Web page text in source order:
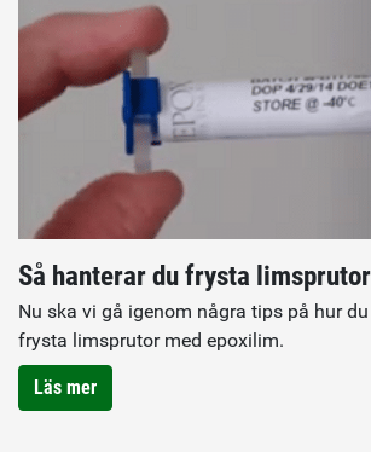
Så hanterar du frysta limsprutor
Nu ska vi gå igenom några tips på hur
frysta limsprutor med epoxilim.
Läs mer